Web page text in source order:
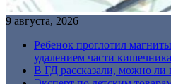
9 августа, 2026
Ребенок проглотил
удалением части кишечника
В ГД рассказали, можно ли